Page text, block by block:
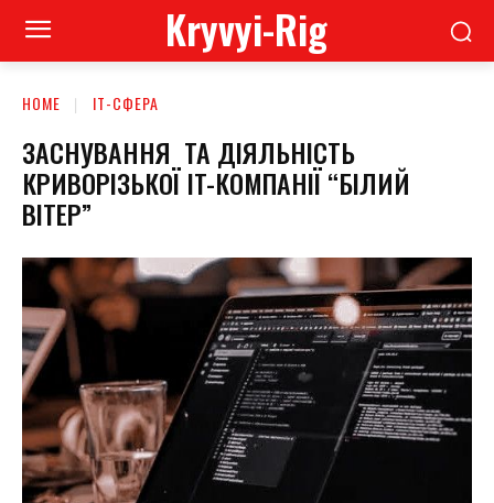
Kryvyi-Rig
HOME ІТ-СФЕРА
ЗАСНУВАННЯ ТА ДІЯЛЬНІСТЬ
КРИВОРІЗЬКОЇ IT-КОМПАНІЇ “БІЛИЙ
ВІТЕР”